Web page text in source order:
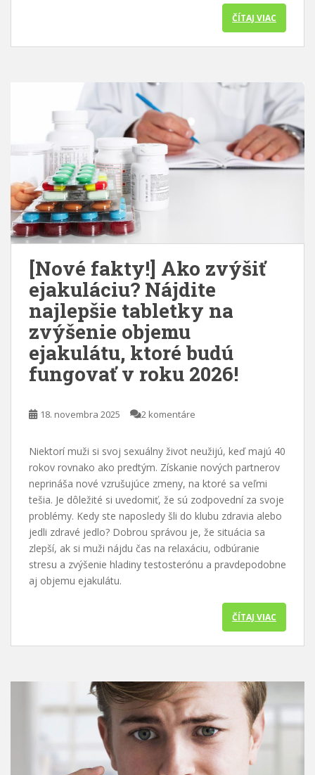
ČÍTAJ VIAC
[Nové fakty!] Ako zvýšiť
ejakuláciu? Nájdite
najlepšie tabletky na
zvýšenie objemu
ejakulátu, ktoré budú
fungovať v roku 2026!
18. novembra 2025 2 komentáre
Niektorí muži si svoj sexuálny život neužijú, keď majú 40
rokov rovnako ako predtým. Získanie nových partnerov
neprináša nové vzrušujúce zmeny, na ktoré sa veľmi
tešia. Je dôležité si uvedomiť, že sú zodpovední za svoje
problémy. Kedy ste naposledy šli do klubu zdravia alebo
jedli zdravé jedlo? Dobrou správou je, že situácia sa
zlepší, ak si muži nájdu čas na relaxáciu, odbúranie
stresu a zvýšenie hladiny testosterónu a pravdepodobne
aj objemu ejakulátu.
ČÍTAJ VIAC